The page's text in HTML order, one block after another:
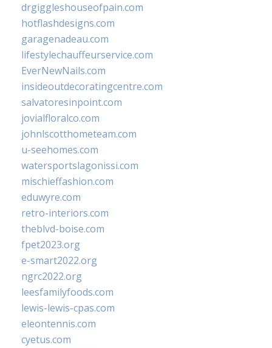
drgiggleshouseofpain.com
hotflashdesigns.com
garagenadeau.com
lifestylechauffeurservice.com
EverNewNails.com
insideoutdecoratingcentre.com
salvatoresinpoint.com
jovialfloralco.com
johnlscotthometeam.com
u-seehomes.com
watersportslagonissi.com
mischieffashion.com
eduwyre.com
retro-interiors.com
theblvd-boise.com
fpet2023.org
e-smart2022.org
ngrc2022.org
leesfamilyfoods.com
lewis-lewis-cpas.com
eleontennis.com
cyetus.com